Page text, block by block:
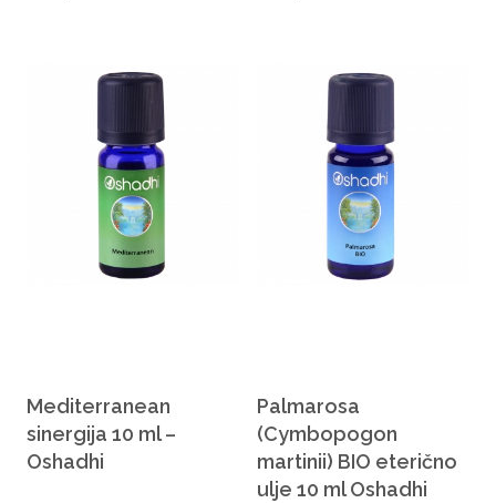
Mediterranean
sinergija 10 ml –
Oshadhi
Palmarosa
(Cymbopogon
martinii) BIO eterično
ulje 10 ml Oshadhi